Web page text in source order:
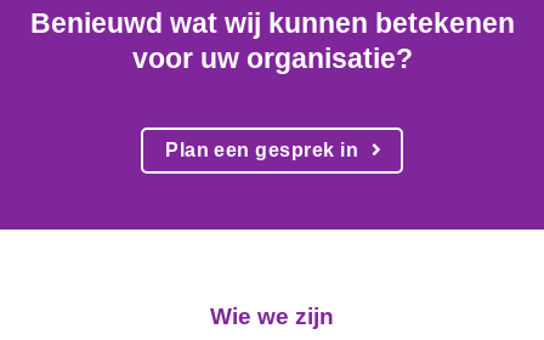
Benieuwd wat wij kunnen betekenen
voor uw organisatie?
Plan een gesprek in
Wie we zijn